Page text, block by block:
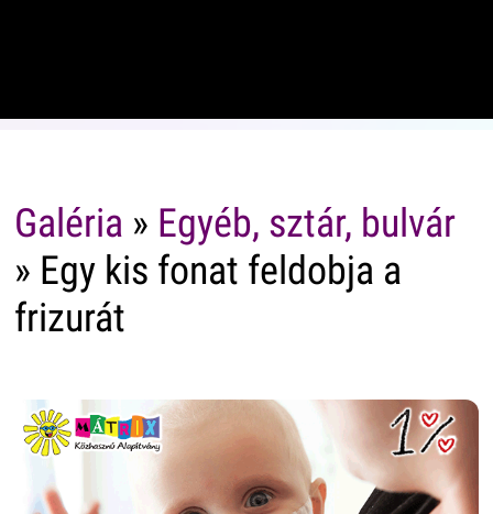
Galéria » Egyéb, sztár, bulvár
» Egy kis fonat feldobja a
frizurát